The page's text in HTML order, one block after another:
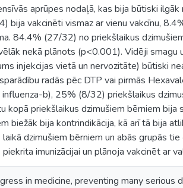
aprūpes nodaļā, kas bija būtiski
vakcinēti vismaz ar vienu vakcīnu,
84.4% (27/32) no priekšlaikus
nekā plānots (p<0.001). Vidēji smagu
injekcijas vietā un nervozitāte) būtiski
radās pēc DTP vai pirmās
b), 25% (8/32) priekšlaikus
priekšlaikus dzimušiem bērniem bija
biežāk bija kontrindikācija, kā arī tā bija
dzimušiem bērniem un abās grupās
imunizācijai un plānoja vakcinēt ar
in medicine, preventing many